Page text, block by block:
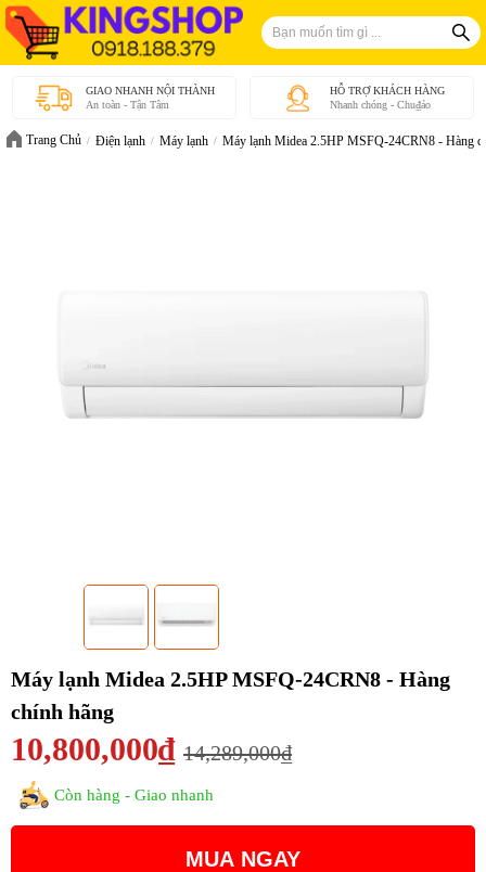
GIAO NHANH NỘI THÀNH
An toàn - Tận Tâm
HỖ TRỢ KHÁCH HÀNG
Nhanh chóng - Chu₫áo
Trang Chủ Điện lạnh Máy lạnh Máy lạnh Midea 2.5HP MSFQ-24CRN8 - Hàng
Máy lạnh Midea 2.5HP MSFQ-24CRN8 - Hàng
chính hãng
10,800,000₫ 14,289,000₫
Còn hàng - Giao nhanh
MUA NGAY